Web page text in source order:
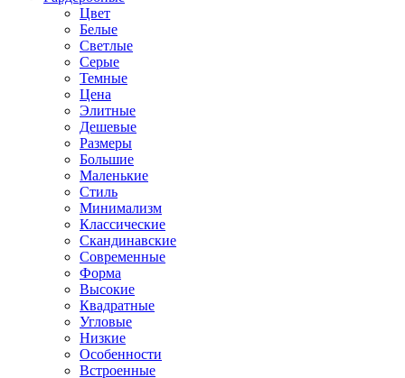
Цвет
Белые
Светлые
Серые
Темные
Цена
Элитные
Дешевые
Размеры
Большие
Маленькие
Стиль
Минимализм
Классические
Скандинавские
Современные
Форма
Высокие
Квадратные
Угловые
Низкие
Особенности
Встроенные